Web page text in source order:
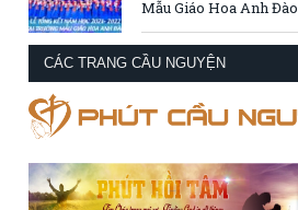
Mẫu Giáo Hoa Anh Đào
CÁC TRANG CẦU NGUYỆN